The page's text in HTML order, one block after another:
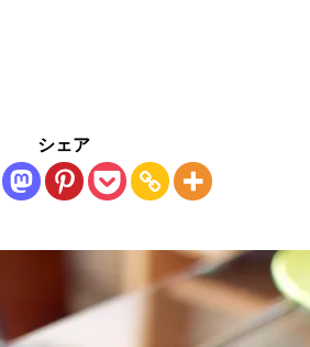
シェア